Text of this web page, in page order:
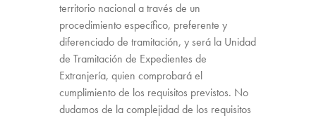
territorio nacional a través de un
procedimiento específico, preferente y
diferenciado de tramitación, y será la Unidad
de Tramitación de Expedientes de
Extranjería, quien comprobará el
cumplimiento de los requisitos previstos. No
dudamos de la complejidad de los requisitos